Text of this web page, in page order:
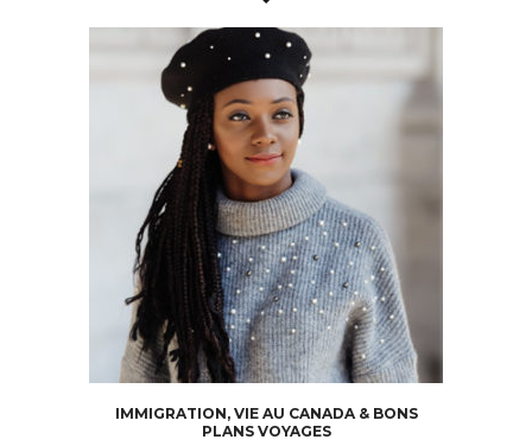
IMMIGRATION, VIE AU CANADA & BONS
PLANS VOYAGES